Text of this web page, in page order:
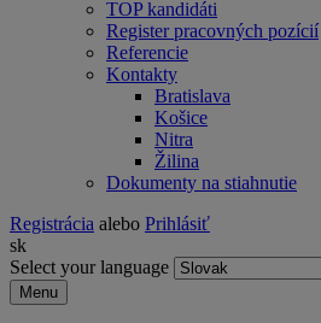
TOP kandidáti
Register pracovných pozícií
Referencie
Kontakty
Bratislava
Košice
Nitra
Žilina
Dokumenty na stiahnutie
Registrácia alebo Prihlásiť
sk
Select your language
Menu